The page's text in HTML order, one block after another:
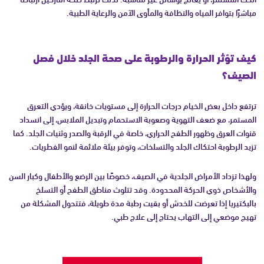
مباشرًا بتوافر المياه والنظافة والمأوى الآمن والرعاية الطبية.
كيف تؤثر الحرارة والرطوبة على صحة الجلد خلال فصل
الصيف؟
ترتفع داخل بعض الخيام درجات الحرارة إلى مستويات خانقة، ويؤدي التعرق
المستمر، مع ضعف التهوية وصعوبة الاستحمام وتبديل الملابس، إلى انسداد
قنوات العرق وظهور الطفح الحراري، خاصة في الرقبة والصدر وثنيات الجلد. كما
تزيد الرطوبة احتكاك الجلد والتسلخات، وتوفر بيئة ملائمة لنمو الفطريات.
ولهذا تزداد الأمراض الجلدية في الصيف، خصوصًا بين الرضع والأطفال وكبار السن
والأشخاص ذوي الحركة المحدودة. وقد تتلوث مناطق الطفح أو التسلخ
بالبكتيريا إذا تعرضت للخدش أو بقيت رطبة مدة طويلة، فتتحول المشكلة من
تهيج موضعي إلى التهاب يحتاج إلى علاج طبي.